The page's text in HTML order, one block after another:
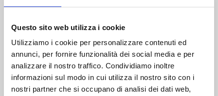
Questo sito web utilizza i cookie
Utilizziamo i cookie per personalizzare contenuti ed
annunci, per fornire funzionalità dei social media e per
analizzare il nostro traffico. Condividiamo inoltre
informazioni sul modo in cui utilizza il nostro sito con i
nostri partner che si occupano di analisi dei dati web,